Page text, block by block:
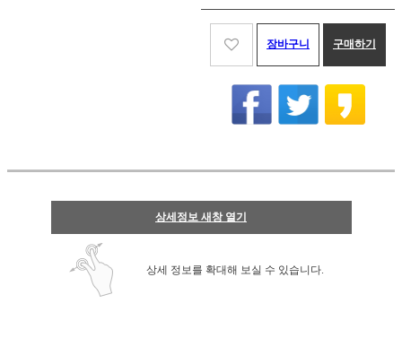
장바구니 구매하기
상세정보 새창 열기
상세 정보를 확대해 보실 수 있습니다.